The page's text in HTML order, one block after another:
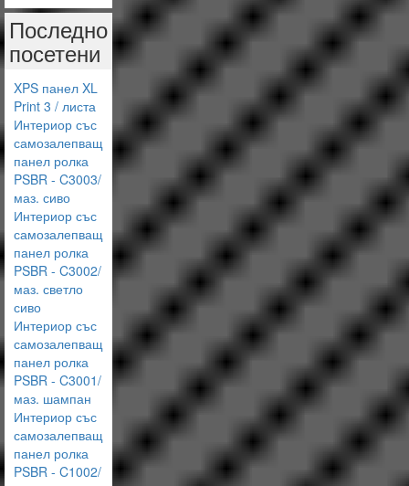
Последно
посетени
XPS панел XL
Print 3 / листа
Интериор със
самозалепващ
панел ролка
PSBR - C3003/
маз. сиво
Интериор със
самозалепващ
панел ролка
PSBR - C3002/
маз. светло
сиво
Интериор със
самозалепващ
панел ролка
PSBR - C3001/
маз. шампан
Интериор със
самозалепващ
панел ролка
PSBR - C1002/